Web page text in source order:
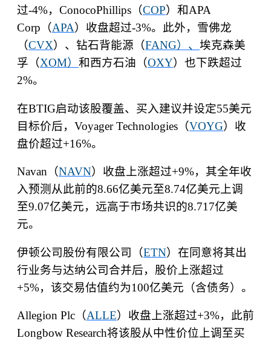
过-4%， ConocoPhillips （COP）和APA
Corp （APA）收盘超过-3%。此外，雪佛龙
（CVX）、钻石背能源（FANG）、 埃克森美
孚（XOM） 和西方石油（OXY）也下跌超过
2%。
在BTIG启动该股覆盖、买入建议并设定55美元
目标价后， Voyager Technologies （VOYG）收
盘价超过+16%。
Navan （NAVN）收盘上涨超过+9%，其全年收
入预测从此前的8.66亿美元至8.74亿美元上调
至9.07亿美元，远高于市场共识的8.717亿美
元。
伊顿公司股份有限公司（ETN）在同意将其出
行业务与达纳公司合并后，股价上涨超过
+5%，该交易估值约为100亿美元（含债务）。
Allegion Plc （ALLE）收盘上涨超过+3%，此前
Longbow Research将该股从中性价位上调至买